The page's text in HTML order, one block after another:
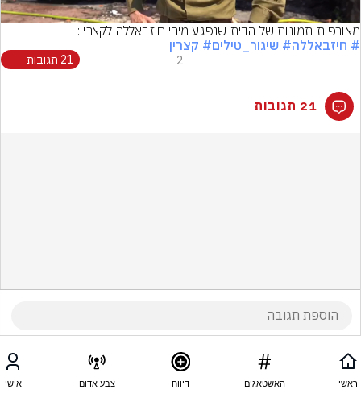
מצורפות תמונות של הבית שנפגע מירי חיזבאללה לקצרין:
# חיזבאללה# שיגור_טילים# קצרין
2 21 תגובות
21 תגובות
ראשי האשטאגים דיווח צבע אדום אישי